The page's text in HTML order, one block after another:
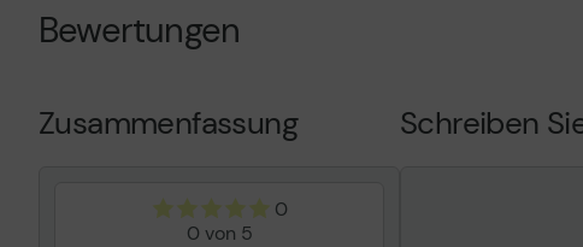
Drucktechnologie
Kapazität
cyan, magenta,
Bewertungen
Zusammenfassung
0
0 von 5
Schreiben